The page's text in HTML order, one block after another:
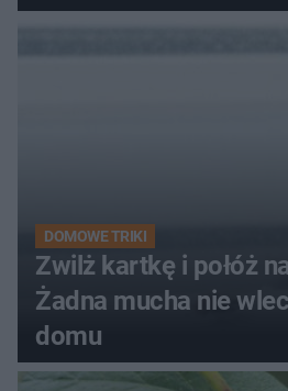
DOMOWE TRIKI
Zwilż kartkę i połóż
Żadna mucha nie
domu